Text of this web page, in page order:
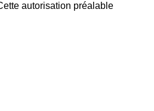
autorisation préalable